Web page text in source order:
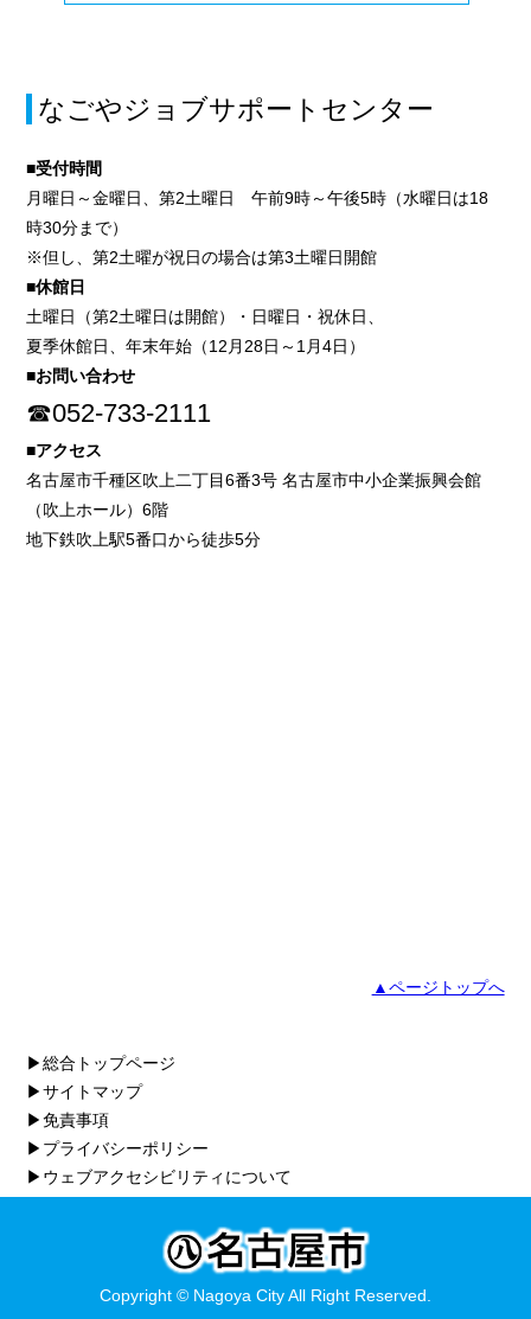
なごやジョブサポートセンター
■受付時間
月曜日～金曜日、第2土曜日 午前9時～午後5時（水曜日は18
時30分まで）
※但し、第2土曜が祝日の場合は第3土曜日開館
■休館日
土曜日（第2土曜日は開館）・日曜日・祝休日、
夏季休館日、年末年始（12月28日～1月4日）
■お問い合わせ
☎052-733-2111
■アクセス
名古屋市千種区吹上二丁目6番3号 名古屋市中小企業振興会館
（吹上ホール）6階
地下鉄吹上駅5番口から徒歩5分
▲ページトップへ
▶総合トップページ
▶サイトマップ
▶免責事項
▶プライバシーポリシー
▶ウェブアクセシビリティについて
Copyright © Nagoya City All Right Reserved.